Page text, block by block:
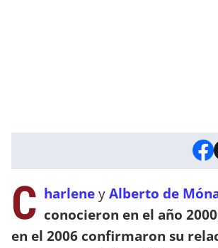
C harleneyAlberto de
conocieron en el año
en el 2006 confirmaron su